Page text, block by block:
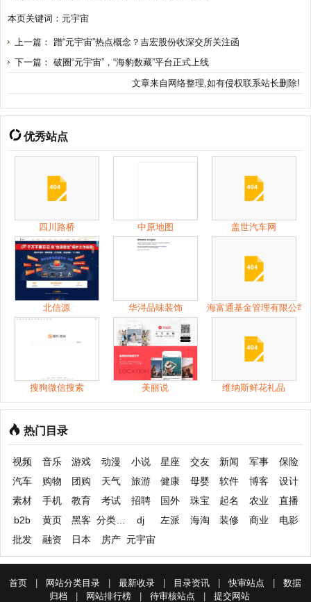
本页关键词： 元宇宙
上一篇： 蹭“元宇宙”热点概念？吉宏股份收深交所关注函
下一篇： 破圈“元宇宙”，“海豹数藏”平台正式上线
文章来自网络整理,如有侵权联系站长删除!
优秀站点
四川路桥 中原地图 盖世汽车网
北信源 华浔品味装饰 海富通基金管理有限公司
搜狗微信搜索 美丽说 维纳斯鲜花礼品
热门目录
视频 音乐 游戏 动漫 小说 星座 交友 新闻 军事
保险
汽车
购物 团购 天气 旅游 健康 母婴 软件 博客
设计
素材
手机 教育 考试 招聘 国外 珠宝 起名 农业
直播
b2b
黄页 黑客 分类信息 dj 左派 海淘 装修 商业
电影
批发
融资 日本 房产 元宇宙
首页 网站分类目录 最新收录 目录资讯 快审站点
数据
归档
网站排行榜 待审核站点 提交网站